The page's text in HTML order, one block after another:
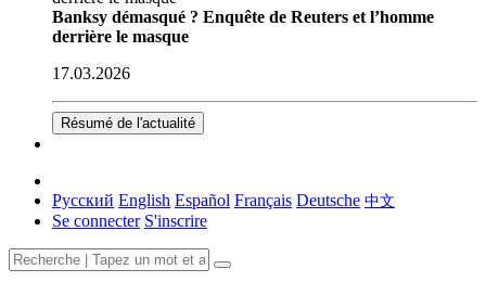
Banksy démasqué ? Enquête de Reuters et l’homme
derrière le masque
17.03.2026
Résumé de l'actualité
Русский English Español Français Deutsche 中文
Se connecter S'inscrire